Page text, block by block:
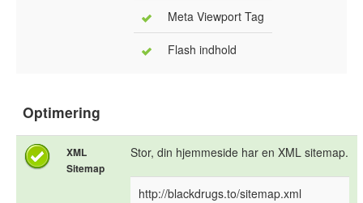
Meta Viewport Tag
Flash indhold
Optimering
XML
Sitemap
Stor, din hjemmeside har en XML sitemap.
http://blackdrugs.to/sitemap.xml